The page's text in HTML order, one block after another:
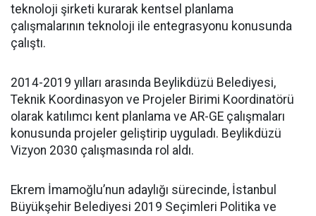
teknoloji şirketi kurarak kentsel planlama
çalışmalarının teknoloji ile entegrasyonu konusunda
çalıştı.
2014-2019 yılları arasında Beylikdüzü Belediyesi,
Teknik Koordinasyon ve Projeler Birimi Koordinatörü
olarak katılımcı kent planlama ve AR-GE çalışmaları
konusunda projeler geliştirip uyguladı. Beylikdüzü
Vizyon 2030 çalışmasında rol aldı.
Ekrem İmamoğlu’nun adaylığı sürecinde, İstanbul
Büyükşehir Belediyesi 2019 Seçimleri Politika ve